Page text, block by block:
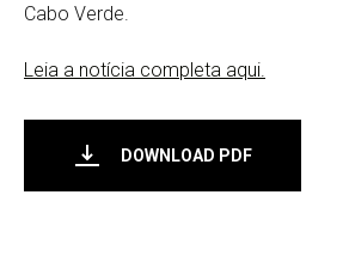
Cabo Verde.
Leia a notícia completa aqui.
DOWNLOAD PDF